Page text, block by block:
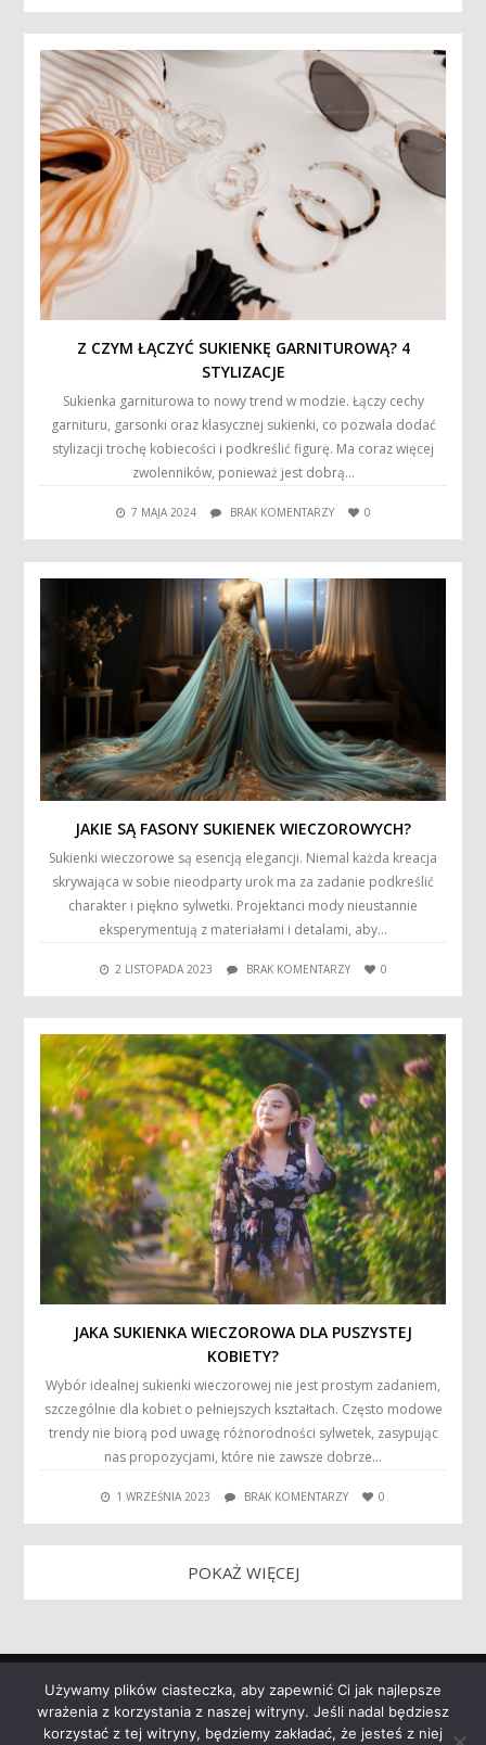
Z CZYM ŁĄCZYĆ SUKIENKĘ GARNITUROWĄ? 4
STYLIZACJE
Sukienka garniturowa to nowy trend w modzie. Łączy cechy
garnituru, garsonki oraz klasycznej sukienki, co pozwala dodać
stylizacji trochę kobiecości i podkreślić figurę. Ma coraz więcej
zwolenników, ponieważ jest dobrą…
7 MAJA 2024 BRAK KOMENTARZY 0
JAKIE SĄ FASONY SUKIENEK WIECZOROWYCH?
Sukienki wieczorowe są esencją elegancji. Niemal każda kreacja
skrywająca w sobie nieodparty urok ma za zadanie podkreślić
charakter i piękno sylwetki. Projektanci mody nieustannie
eksperymentują z materiałami i detalami, aby…
2 LISTOPADA 2023 BRAK KOMENTARZY 0
JAKA SUKIENKA WIECZOROWA DLA PUSZYSTEJ
KOBIETY?
Wybór idealnej sukienki wieczorowej nie jest prostym zadaniem,
szczególnie dla kobiet o pełniejszych kształtach. Często modowe
trendy nie biorą pod uwagę różnorodności sylwetek, zasypując
nas propozycjami, które nie zawsze dobrze…
1 WRZEŚNIA 2023 BRAK KOMENTARZY 0
POKAŻ WIĘCEJ
Używamy plików ciasteczka, aby zapewnić Ci jak najlepsze
wrażenia z korzystania z naszej witryny. Jeśli nadal będziesz
korzystać z tej witryny, będziemy zakładać, że jesteś z niej